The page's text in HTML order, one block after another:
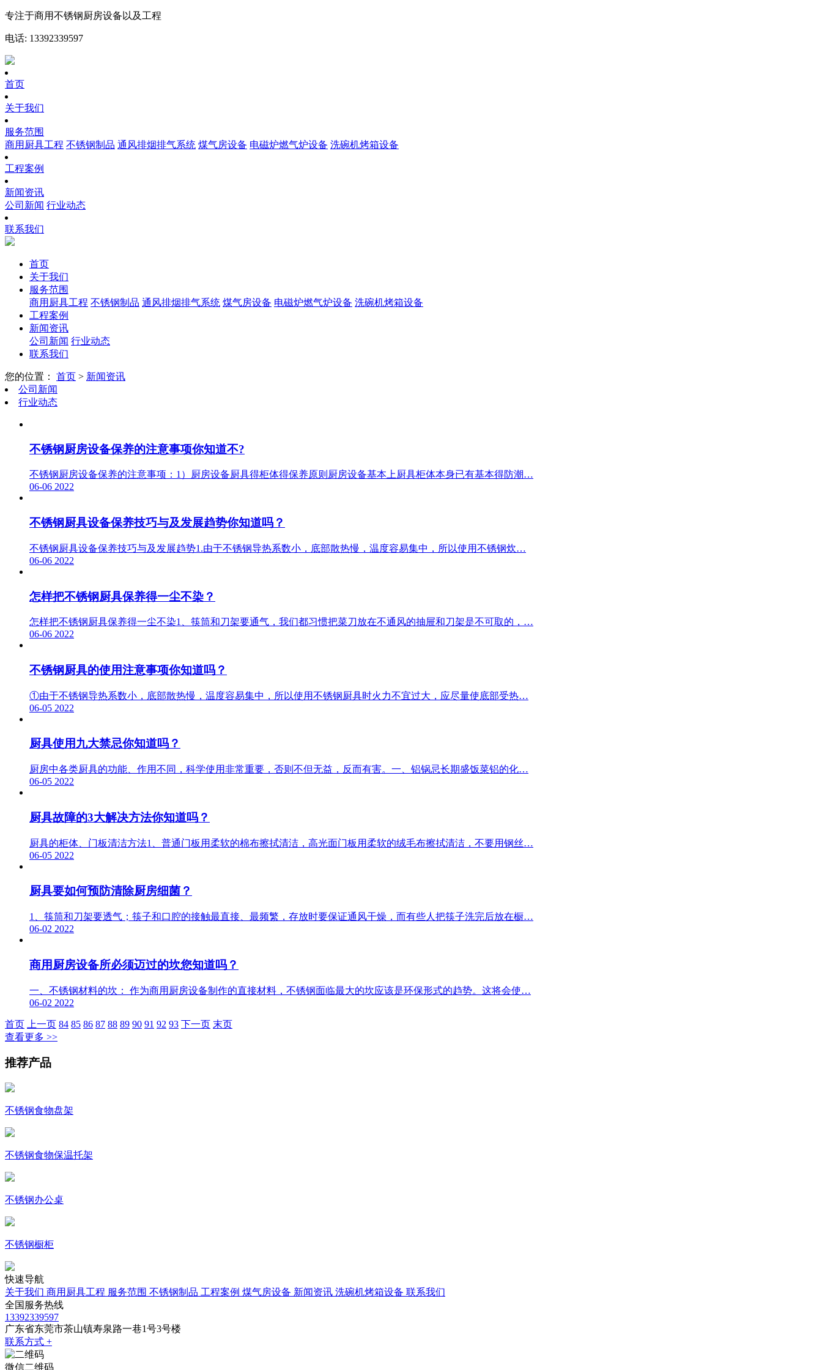
专注于商用不锈钢厨房设备以及工程
电话: 13392339597
首页
关于我们
服务范围
商用厨具工程 不锈钢制品 通风排烟排气系统 煤气房设备 电磁炉燃气炉设备 洗碗机烤箱设备
工程案例
新闻资讯
公司新闻 行业动态
联系我们
首页
关于我们
服务范围
商用厨具工程 不锈钢制品 通风排烟排气系统 煤气房设备 电磁炉燃气炉设备 洗碗机烤箱设备
工程案例
新闻资讯
公司新闻 行业动态
联系我们
您的位置： 首页 > 新闻资讯
公司新闻
行业动态
不锈钢厨房设备保养的注意事项你知道不?
不锈钢厨房设备保养的注意事项：1）厨房设备厨具得柜体得保养原则厨房设备基本上厨具柜体本身已有基本得防潮…
06-06 2022
不锈钢厨具设备保养技巧与及发展趋势你知道吗？
不锈钢厨具设备保养技巧与及发展趋势1.由于不锈钢导热系数小，底部散热慢，温度容易集中，所以使用不锈钢炊…
06-06 2022
怎样把不锈钢厨具保养得一尘不染？
怎样把不锈钢厨具保养得一尘不染1、筷筒和刀架要通气，我们都习惯把菜刀放在不通风的抽屉和刀架是不可取的，…
06-06 2022
不锈钢厨具的使用注意事项你知道吗？
①由于不锈钢导热系数小，底部散热慢，温度容易集中，所以使用不锈钢厨具时火力不宜过大，应尽量使底部受热…
06-05 2022
厨具使用九大禁忌你知道吗？
厨房中各类厨具的功能、作用不同，科学使用非常重要，否则不但无益，反而有害。一、铝锅忌长期盛饭菜铝的化…
06-05 2022
厨具故障的3大解决方法你知道吗？
厨具的柜体、门板清洁方法1、普通门板用柔软的棉布擦拭清洁，高光面门板用柔软的绒毛布擦拭清洁，不要用钢丝…
06-05 2022
厨具要如何预防清除厨房细菌？
1、筷筒和刀架要透气；筷子和口腔的接触最直接、最频繁，存放时要保证通风干燥，而有些人把筷子洗完后放在橱…
06-02 2022
商用厨房设备所必须迈过的坎您知道吗？
一、不锈钢材料的坎： 作为商用厨房设备制作的直接材料，不锈钢面临最大的坎应该是环保形式的趋势。这将会使…
06-02 2022
首页 上一页 84 85 86 87 88 89 90 91 92 93 下一页 末页
查看更多 >>
推荐产品
不锈钢食物盘架
不锈钢食物保温托架
不锈钢办公桌
不锈钢橱柜
快速导航
关于我们 商用厨具工程 服务范围 不锈钢制品 工程案例 煤气房设备 新闻资讯 洗碗机烤箱设备 联系我们
全国服务热线
13392339597
广东省东莞市茶山镇寿泉路一巷1号3号楼
联系方式 +
微信二维码